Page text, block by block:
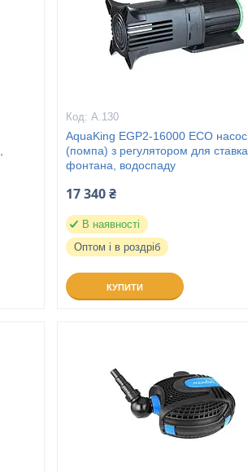
A.130
AquaKing EGP2-16000 ECO насос
(помпа) з регулятором для ставка,
фонтана, водоспаду
17 340 ₴
В наявності
Оптом і в роздріб
КУПИТИ